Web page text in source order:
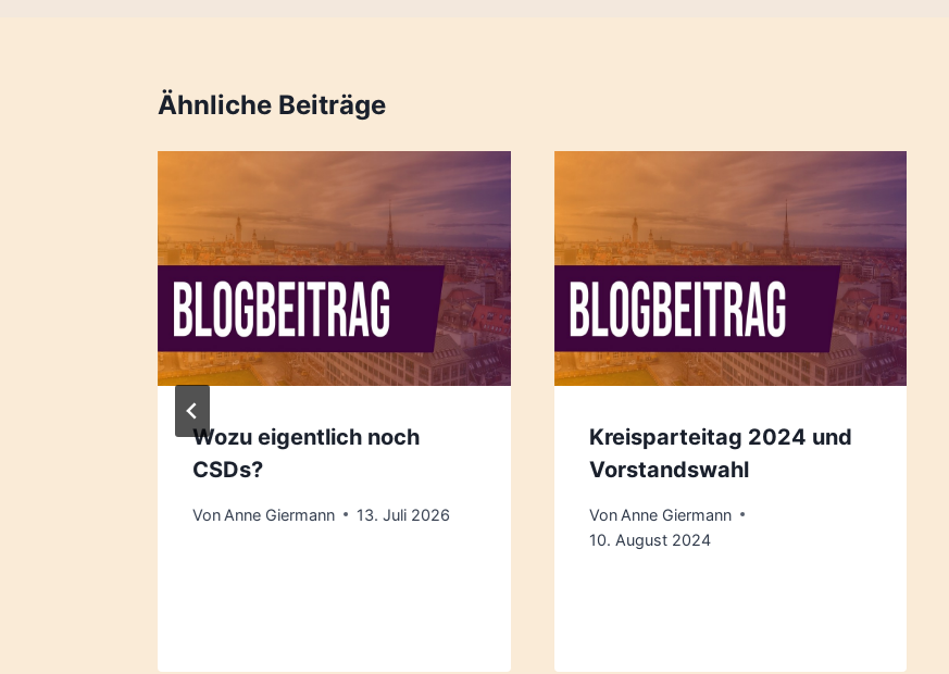
Ähnliche Beiträge
Wozu eigentlich noch
CSDs?
Von Anne Giermann 13. Juli 2026
Kreisparteitag 2024 und
Vorstandswahl
Von Anne Giermann
10. August 2024